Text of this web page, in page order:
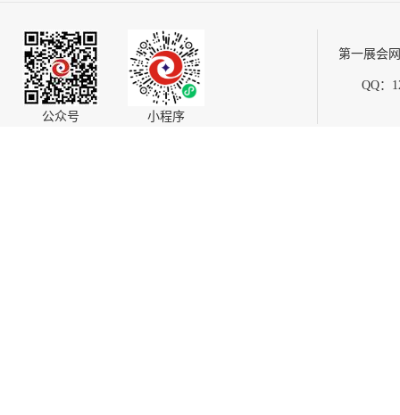
公众号 小程序
第一展会
QQ：